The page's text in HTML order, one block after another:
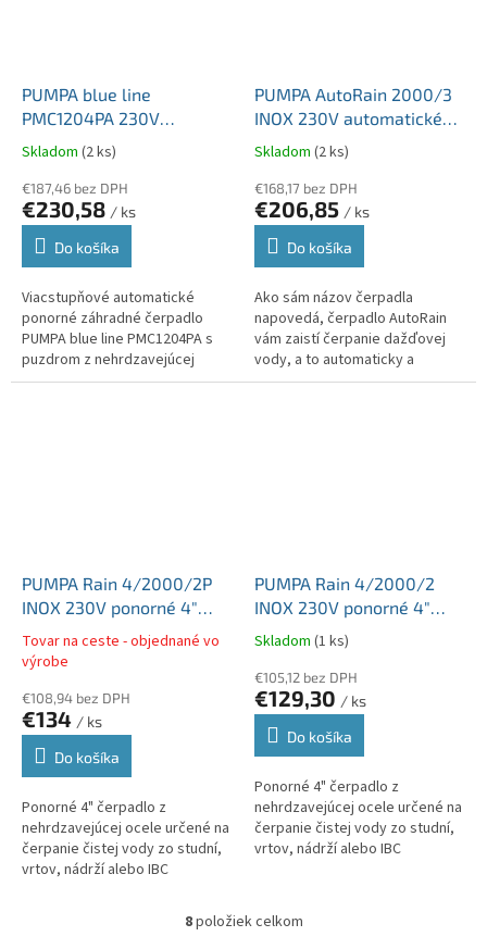
PUMPA blue line
PMC1204PA 230V
automatické záhradné
ponorné čerpadlo
Skladom (2 ks)
€187,46 bez DPH
€230,58 / ks
Do košíka
Viacstupňové automatické
ponorné záhradné čerpadlo
PUMPA blue line PMC1204PA s
puzdrom z nehrdzavejúcej
ocele je určené na čerpanie
PUMPA AutoRain 2000/3
INOX 230V automatické
ponorné čerpadlo
Skladom (2 ks)
€168,17 bez DPH
€206,85 / ks
Do košíka
Ako sám názov čerpadla
napovedá, čerpadlo AutoRain
vám zaistí čerpanie dažďovej
vody, a to automaticky a
pohodlne. Ponorné nerezové
PUMPA Rain 4/2000/2P
INOX 230V ponorné 4"
čerpadlo na čerpanie
dažďovej vody kábel
Tovar na ceste - objednané vo
výrobe
€108,94 bez DPH
€134 / ks
Do košíka
Ponorné 4" čerpadlo z
nehrdzavejúcej ocele určené na
čerpanie čistej vody zo studní,
vrtov, nádrží alebo IBC
nádrží. Čerpadlo je určené na
PUMPA Rain 4/2000/2
INOX 230V ponorné 4"
čerpadlo na čerpanie
dažďovej vody kábel 15m
Skladom (1 ks)
€105,12 bez DPH
€129,30 / ks
Do košíka
Ponorné 4" čerpadlo z
nehrdzavejúcej ocele určené na
čerpanie čistej vody zo studní,
vrtov, nádrží alebo IBC
použitie v...
O
8položiek celkom